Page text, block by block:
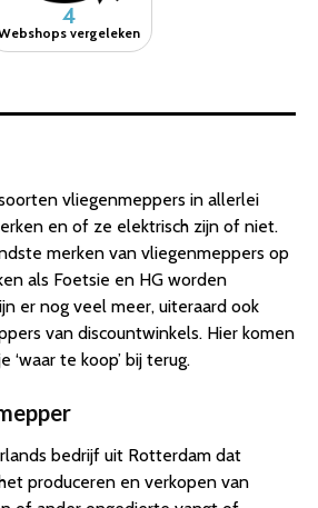
4
vergeleken
vliegenmeppers in allerlei
en of ze elektrisch zijn of niet.
merken van vliegenmeppers op
als Foetsie en HG worden
er nog veel meer, uiteraard ook
van discountwinkels. Hier komen
‘waar te koop’ bij terug.
bedrijf uit Rotterdam dat
produceren en verkopen van